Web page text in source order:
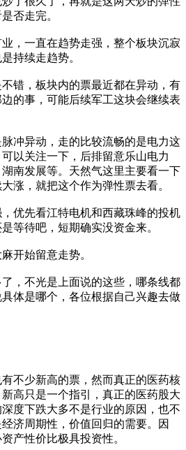
否走完。
，一直在趋势走强，整个板块沉寂
持续走趋势。
错，板块内的票最近都在异动，有
的事，可能后续军工这块会继续表
冲异动，走的比较流畅的是电力这
以关注一下，后排留意乐山电力
湖南发展等。天然气这里主要看一下
涨，就把这个作为弹性票去看。
优先看江特电机和西藏珠峰的投机
等待吧，短期确实没资金来。
开始留意走势。
，不光是上面说的这些，哪条线都
体是哪个，各位根据自己兴趣去做
不少新高的票，然而真正的医药核
高只是一个指引，真正的医药股大
度下跌大多不是行业的原因，也不
济周期性，价值回归的需要。因
产性价比极具投资性。